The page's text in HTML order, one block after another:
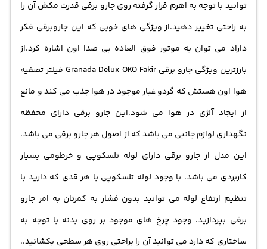
توانید با توجه به اهرم قرار گرفته روی جارو برقی قدرت مکش آن را
به راحتی تغییر دهید.از ویژگی های خوبی که این جاروبرقی فکر
داراد می توان به موتور فوق العاده بی صدا اون اشاره کرد.از
بارزترین ویژگی جارو برقی Granada Delux OKO Fakir فیلتر تصفیه
هوا اون هستش که گردو غبار موجود در هوا جذب می کند و مانع
از ایجاد آلژی در هوا می شود.این جارو برقی دارای محفظه
نگهداری لوازم جانبی می باشد که از اصول هر جارو برقی می باشد.
این مدل از جارو برقی دارای لوله تلسکوپی و خرطومی بسیار
کاربردی می باشد. با وجود لوله تلسکوپی با هر قدی که دارید با
تنظیم ارتفاع لوله می توانید بدون فشار به کمرتان به امر جارو
برقی بپردازید. وجود چرخ های موجود بر روی بدنه با توجه به
ساختاری که دارد می توانید آن را براحتی روی هر سطحی بکشانید..